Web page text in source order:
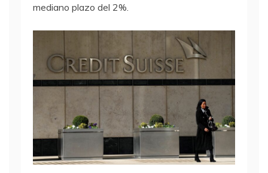
mediano plazo del 2%.